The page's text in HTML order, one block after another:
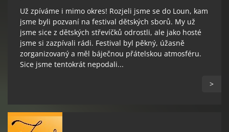
Už zpíváme i mimo okres! Rozjeli jsme se do Loun, kam
jsme byli pozvaní na festival dětských sborů. My už
jsme sice z dětských střevíčků odrostli, ale jako hosté
jsme si zazpívali rádi. Festival byl pěkný, úžasně
zorganizovaný a měl báječnou přátelskou atmosféru.
Sice jsme tentokrát nepodali...
>